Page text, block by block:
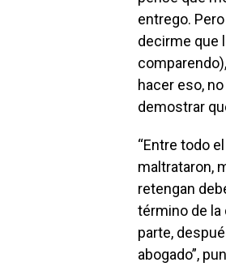
entrego.
decirme que
hacer eso,
demostrar
“Entre todo
maltrataron,
retengan
término de
parte,
abogado”,